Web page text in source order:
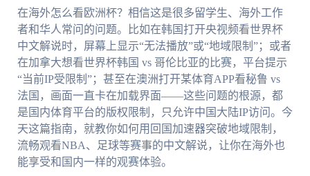
在海外怎么看欧洲杯？相信这是很多留学生、海外工作
者和华人常问的问题。比如在韩国打开央视频看世界杯
中文解说时，屏幕上显示“无法播放”或“地域限制”；或者
在加拿大想看世界杯韩国 vs 哥伦比亚的比赛，平台提示
“当前IP受限制”；甚至在澳洲打开某体育APP看秘鲁 vs
法国，画面一直卡在加载界面——这些问题的根源，都
是国内体育平台的版权限制，只允许中国大陆IP访问。今
天这篇指南，就教你如何用回国加速器突破地域限制，
流畅观看NBA、足球等赛事的中文解说，让你在海外也
能享受和国内一样的观赛体验。